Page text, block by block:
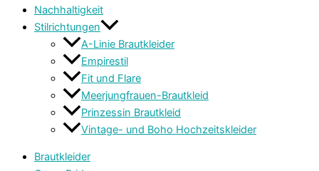
Nachhaltigkeit
Stilrichtungen
A-Linie Brautkleider
Empirestil
Fit und Flare
Meerjungfrauen-Brautkleid
Prinzessin Brautkleid
Vintage- und Boho Hochzeitskleider
Brautkleider